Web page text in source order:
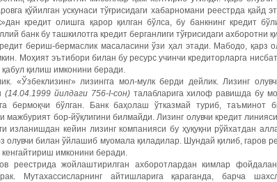
қўйилган ускунаси тўғрисидаги хабарномани реестрда қайд
кредит олишга қарор қилган бўлса, бу банкнинг кредит
банк бу ташкилотга кредит берганлиги тўғрисидаги ахборотни
бериш-бермаслик масаласини ўзи ҳал этади. Мабодо, қарз
Моҳият эътибори билан бу ресурс учинчи кредиторларга
қилиш имконини беради.
«Ўзбеклизинг» лизингга мол-мулк берди дейлик. Лизинг
(14.04.1999 йилдаги 756-I-сон) талабларига хилоф равишда бу
бермоқчи бўлган. Банк баҳолаш ўтказмай туриб, таъминот
мажбурият бор-йўқлигини билмайди. Лизинг олувчи кредит
изланишдан кейин лизинг компанияси бу ҳуқуқни рўйхатдан
олувчи билан ўйлашиб муомала қиладилар. Шундай қилиб, гаров
имконини беради.
реестрида жойлаштирилган ахборотлардан кимлар
Мутахассисларнинг айтишларига қараганда, барча